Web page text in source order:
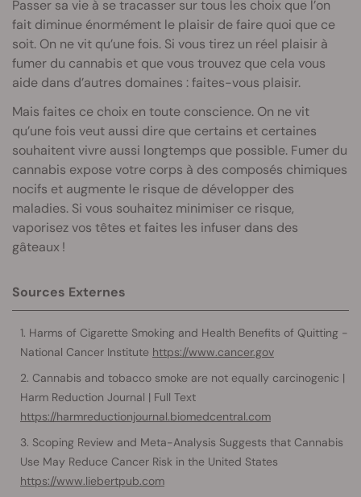
Passer sa vie à se tracasser sur tous les choix que l’on
fait diminue énormément le plaisir de faire quoi que ce
soit. On ne vit qu’une fois. Si vous tirez un réel plaisir à
fumer du cannabis et que vous trouvez que cela vous
aide dans d’autres domaines : faites-vous plaisir.
Mais faites ce choix en toute conscience. On ne vit
qu’une fois veut aussi dire que certains et certaines
souhaitent vivre aussi longtemps que possible. Fumer du
cannabis expose votre corps à des composés chimiques
nocifs et augmente le risque de développer des
maladies. Si vous souhaitez minimiser ce risque,
vaporisez vos têtes et faites les infuser dans des
gâteaux !
Sources Externes
Harms of Cigarette Smoking and Health Benefits of Quitting -
National Cancer Institute https://www.cancer.gov
Cannabis and tobacco smoke are not equally carcinogenic |
Harm Reduction Journal | Full Text
https://harmreductionjournal.biomedcentral.com
Scoping Review and Meta-Analysis Suggests that Cannabis
Use May Reduce Cancer Risk in the United States
https://www.liebertpub.com